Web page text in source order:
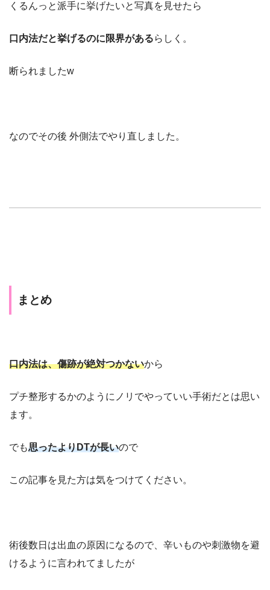
くるんっと派手に挙げたいと写真を見せたら
口内法だと挙げるのに限界があるらしく。
断られましたw
なのでその後 外側法でやり直しました。
まとめ
口内法は、傷跡が絶対つかないから
プチ整形するかのようにノリでやっていい手術だとは思い
ます。
でも思ったよりDTが長いので
この記事を見た方は気をつけてください。
術後数日は出血の原因になるので、辛いものや刺激物を避
けるように言われてましたが